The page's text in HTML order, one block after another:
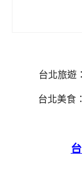
台北旅遊：
台北美食：